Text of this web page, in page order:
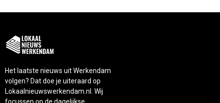
Het laatste nieuws uit Werkendam
volgen? Dat doe je uiteraard op
Lokaalnieuwswerkendam.nl. Wij
focussen op de dagelijkse